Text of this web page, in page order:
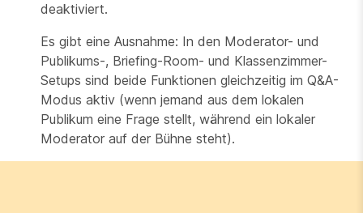
deaktiviert.
Es gibt eine Ausnahme: In den Moderator- und
Publikums-, Briefing-Room- und Klassenzimmer-
Setups sind beide Funktionen gleichzeitig im Q&A-
Modus aktiv (wenn jemand aus dem lokalen
Publikum eine Frage stellt, während ein lokaler
Moderator auf der Bühne steht).